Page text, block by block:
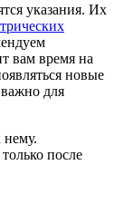
указания. Их
вам время на
новые
для
нему.
после